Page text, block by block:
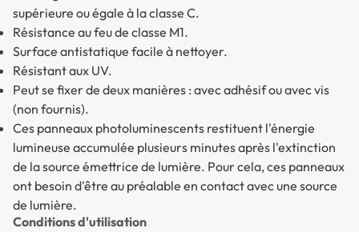
supérieure ou égale à la classe C.
Résistance au feu de classe M1.
Surface antistatique facile à nettoyer.
Résistant aux UV.
Peut se fixer de deux manières : avec adhésif ou avec vis
(non fournis).
Ces panneaux photoluminescents restituent l'énergie
lumineuse accumulée plusieurs minutes après l'extinction
de la source émettrice de lumière. Pour cela, ces panneaux
ont besoin d'être au préalable en contact avec une source
de lumière.
Conditions d'utilisation